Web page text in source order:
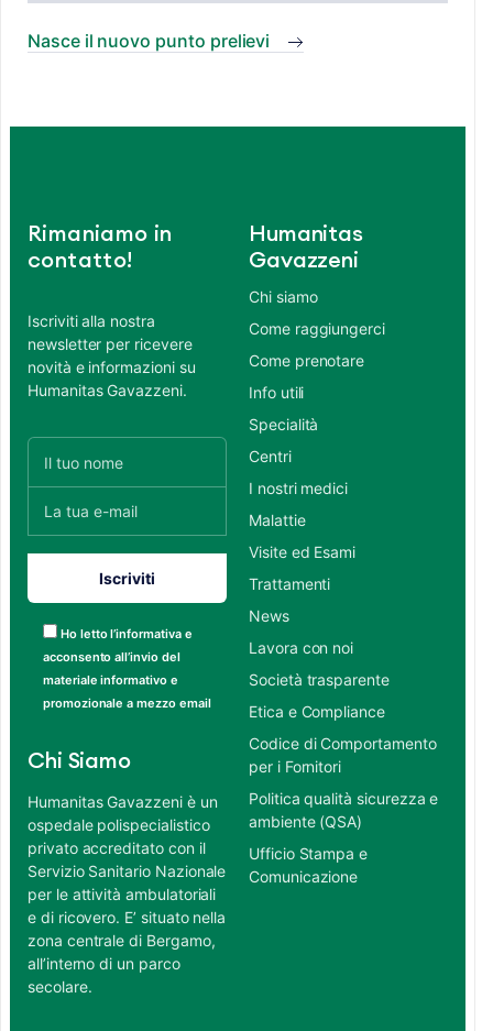
Nasce il nuovo punto prelievi
Rimaniamo in
contatto!
Iscriviti alla nostra
newsletter per ricevere
novità e informazioni su
Humanitas Gavazzeni.
Ho letto l’informativa e
acconsento all’invio del
materiale informativo e
promozionale a mezzo email
Chi Siamo
Humanitas Gavazzeni è un
ospedale polispecialistico
privato accreditato con il
Servizio Sanitario Nazionale
per le attività ambulatoriali
e di ricovero. E’ situato nella
zona centrale di Bergamo,
all’interno di un parco
secolare.
Humanitas
Gavazzeni
Chi siamo
Come raggiungerci
Come prenotare
Info utili
Specialità
Centri
I nostri medici
Malattie
Visite ed Esami
Trattamenti
News
Lavora con noi
Società trasparente
Etica e Compliance
Codice di Comportamento
per i Fornitori
Politica qualità sicurezza e
ambiente (QSA)
Ufficio Stampa e
Comunicazione